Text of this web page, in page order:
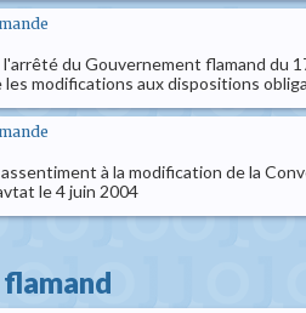
du Gouvernement flamand du
les modifications aux dispositions
à la modification de la
le 4 juin 2004